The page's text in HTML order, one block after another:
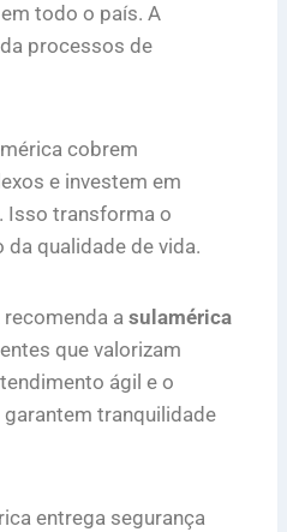
todo o país. A
processos de
cobrem
e investem em
Isso transforma o
qualidade de vida.
a sulamérica
que valorizam
ágil e o
tranquilidade
entrega segurança